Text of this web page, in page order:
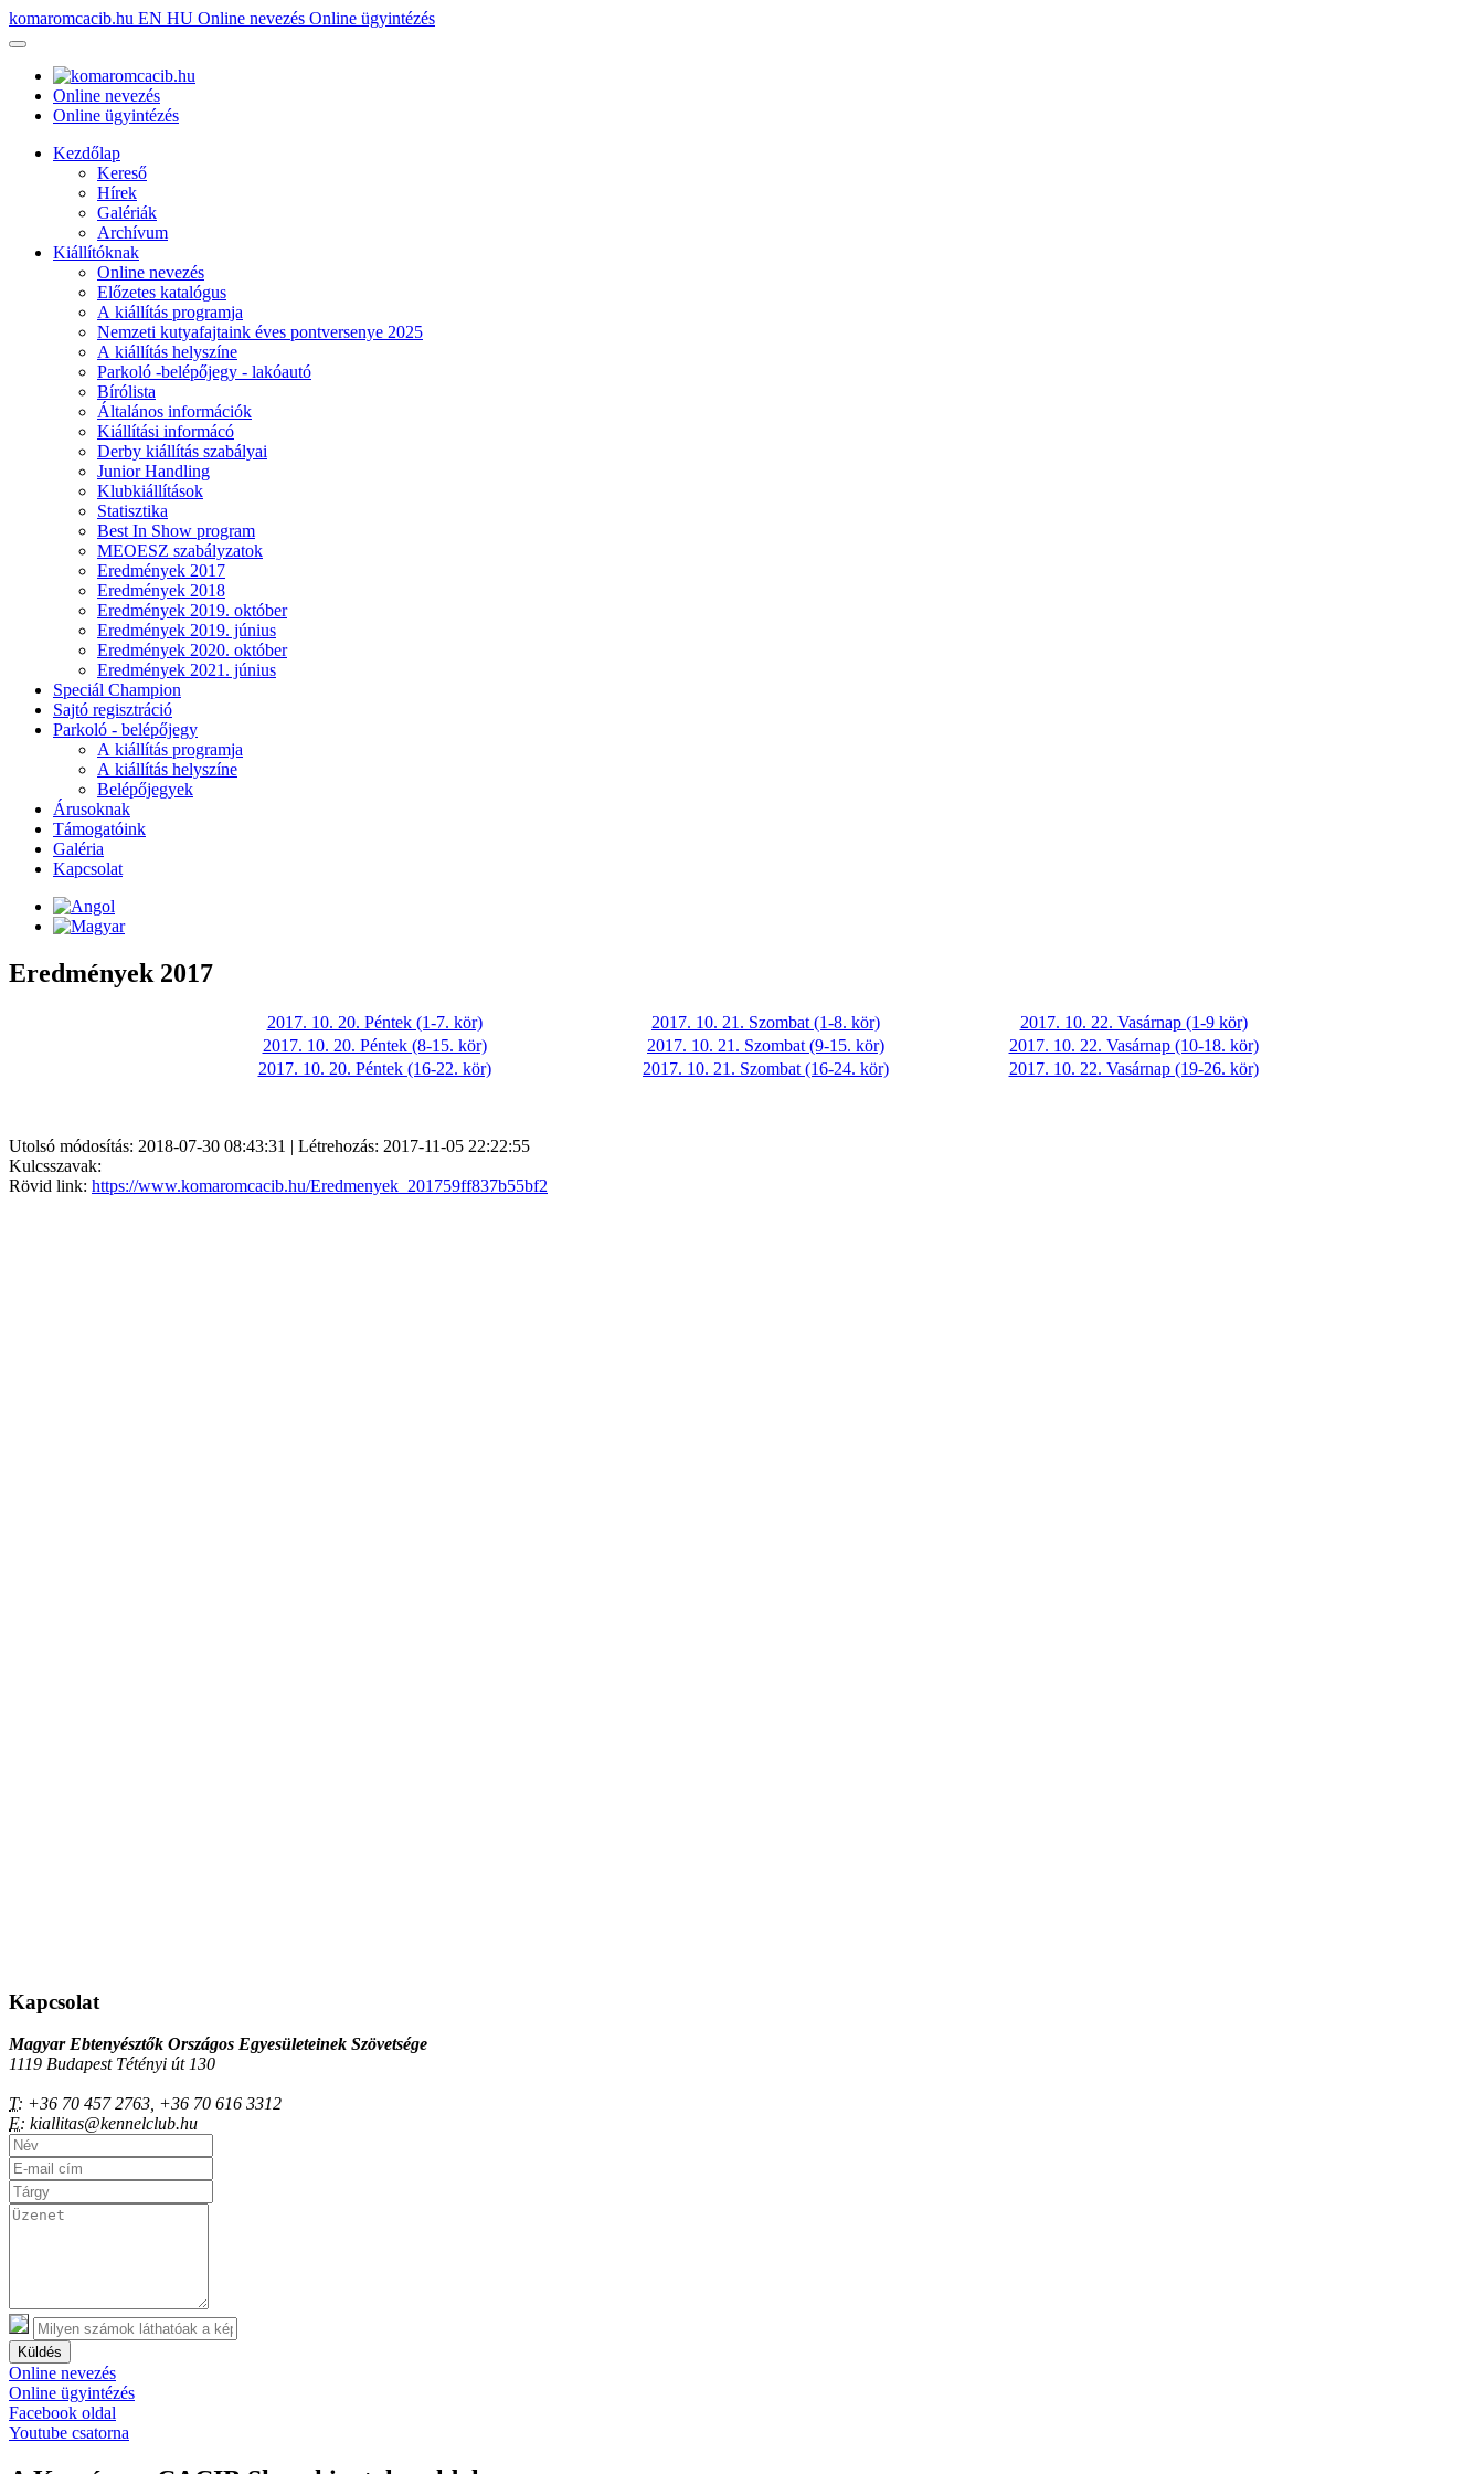
komaromcacib.hu EN HU Online nevezés Online ügyintézés
Online nevezés
Online ügyintézés
Kezdőlap
Kereső
Hírek
Galériák
Archívum
Kiállítóknak
Online nevezés
Előzetes katalógus
A kiállítás programja
Nemzeti kutyafajtaink éves pontversenye 2025
A kiállítás helyszíne
Parkoló -belépőjegy - lakóautó
Bírólista
Általános információk
Kiállítási informácó
Derby kiállítás szabályai
Junior Handling
Klubkiállítások
Statisztika
Best In Show program
MEOESZ szabályzatok
Eredmények 2017
Eredmények 2018
Eredmények 2019. október
Eredmények 2019. június
Eredmények 2020. október
Eredmények 2021. június
Speciál Champion
Sajtó regisztráció
Parkoló - belépőjegy
A kiállítás programja
A kiállítás helyszíne
Belépőjegyek
Árusoknak
Támogatóink
Galéria
Kapcsolat
Eredmények 2017
2017. 10. 20. Péntek (1-7. kör) 2017. 10. 21. Szombat (1-8. kör)
2017. 10. 22. Vasárnap (1-9 kör)
2017. 10. 20. Péntek (8-15. kör)
2017. 10. 21. Szombat (9-15. kör)
2017. 10. 22. Vasárnap (10-18. kör)
2017. 10. 20. Péntek (16-22. kör)
2017. 10. 21. Szombat (16-24. kör) 2017. 10. 22. Vasárnap (19-26. kör)
Utolsó módosítás: 2018-07-30 08:43:31 | Létrehozás: 2017-11-05 22:22:55
Kulcsszavak:
Rövid link: https://www.komaromcacib.hu/Eredmenyek_201759ff837b55bf2
Kapcsolat
Magyar Ebtenyésztők Országos Egyesületeinek Szövetsége
1119 Budapest Tétényi út 130
T: +36 70 457 2763, +36 70 616 3312
E: kiallitas@kennelclub.hu
Küldés
Online nevezés
Online ügyintézés
Facebook oldal
Youtube csatorna